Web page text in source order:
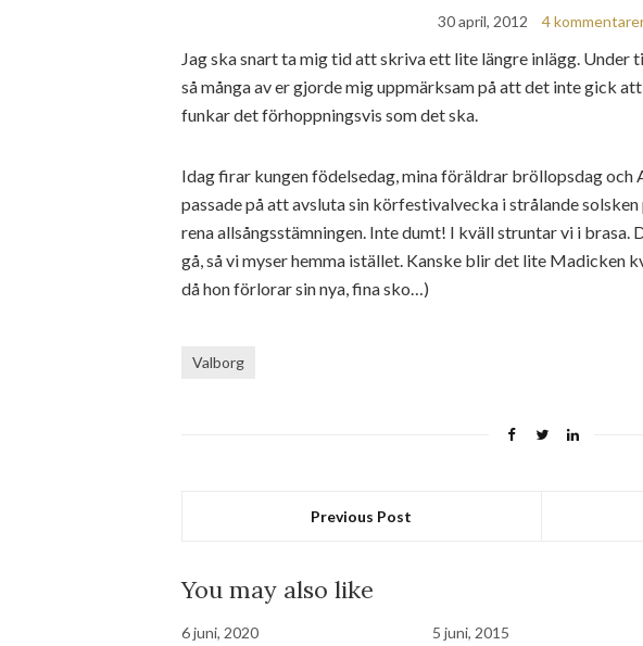
30 april, 2012 4
Jag ska snart ta mig tid att skriva ett lite längre inlägg. Under
så många av er gjorde mig uppmärksam på att det inte gick
funkar det förhoppningsvis som det ska.
Idag firar kungen födelsedag, mina föräldrar bröllopsdag
passade på att avsluta sin körfestivalvecka i strålande solsken
rena allsångsstämningen. Inte dumt! I kväll struntar vi i brasa.
gå, så vi myser hemma istället. Kanske blir det lite Madicken
då hon förlorar sin nya, fina sko…)
Valborg
Previous Post
You may also like
6 juni, 2020 5 juni, 2015